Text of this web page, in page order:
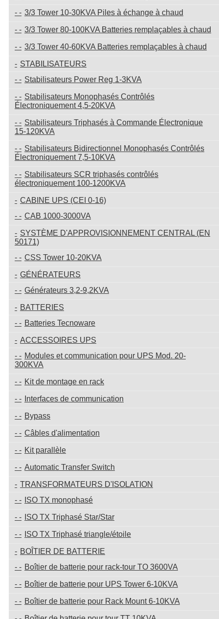
3/3 Tower 10-30KVA Piles à échange à chaud
3/3 Tower 80-100KVA Batteries remplaçables à chaud
3/3 Tower 40-60KVA Batteries remplaçables à chaud
STABILISATEURS
Stabilisateurs Power Reg 1-3KVA
Stabilisateurs Monophasés Contrôlés
Électroniquement 4,5-20KVA
Stabilisateurs Triphasés à Commande Électronique
15-120KVA
Stabilisateurs Bidirectionnel Monophasés Contrôlés
Électroniquement 7,5-10KVA
Stabilisateurs SCR triphasés contrôlés
électroniquement 100-1200KVA
CABINE UPS (CEI 0-16)
CAB 1000-3000VA
SYSTÈME D'APPROVISIONNEMENT CENTRAL (EN
50171)
CSS Tower 10-20KVA
GÉNÉRATEURS
Générateurs 3,2-9,2KVA
BATTERIES
Batteries Tecnoware
ACCESSOIRES UPS
Modules et communication pour UPS Mod. 20-
300KVA
Kit de montage en rack
Interfaces de communication
Bypass
Câbles d'alimentation
Kit parallèle
Automatic Transfer Switch
TRANSFORMATEURS D'ISOLATION
ISO TX monophasé
ISO TX Triphasé Star/Star
ISO TX Triphasé triangle/étoile
BOÎTIER DE BATTERIE
Boîtier de batterie pour rack-tour TO 3600VA
Boîtier de batterie pour UPS Tower 6-10KVA
Boîtier de batterie pour Rack Mount 6-10KVA